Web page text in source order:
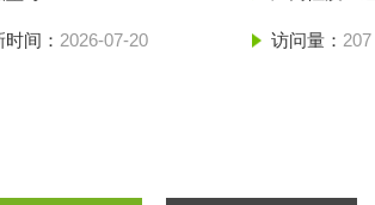
间： 2026-07-20 访问量： 207